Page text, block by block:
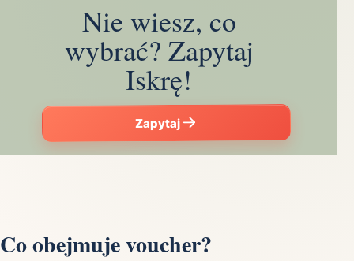
Nie wiesz, co
wybrać? Zapytaj
Iskrę!
Zapytaj
Co obejmuje voucher?